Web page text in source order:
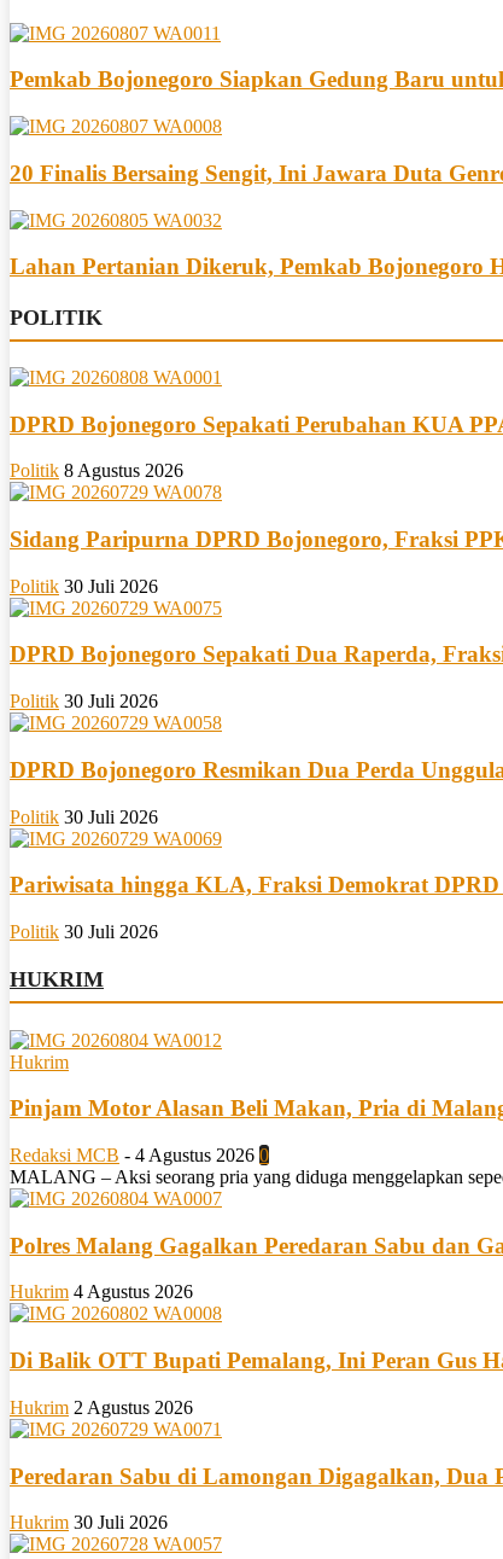
Pemkab Bojonegoro Siapkan Gedung Baru
20 Finalis Bersaing Sengit, Ini Jawara Duta
Lahan Pertanian Dikeruk, Pemkab Bojonegoro
POLITIK
DPRD Bojonegoro Sepakati Perubahan KUA
Politik 8 Agustus 2026
Sidang Paripurna DPRD Bojonegoro, Fraksi
Politik 30 Juli 2026
DPRD Bojonegoro Sepakati Dua Raperda,
Politik 30 Juli 2026
DPRD Bojonegoro Resmikan Dua Perda
Politik 30 Juli 2026
Pariwisata hingga KLA, Fraksi Demokrat
Politik 30 Juli 2026
HUKRIM
Hukrim
Pinjam Motor Alasan Beli Makan, Pria di
Redaksi MCB - 4 Agustus 2026 0
MALANG – Aksi seorang pria yang diduga menggelapkan
Polres Malang Gagalkan Peredaran Sabu dan
Hukrim 4 Agustus 2026
Di Balik OTT Bupati Pemalang, Ini Peran Gus
Hukrim 2 Agustus 2026
Peredaran Sabu di Lamongan Digagalkan, Dua
Hukrim 30 Juli 2026